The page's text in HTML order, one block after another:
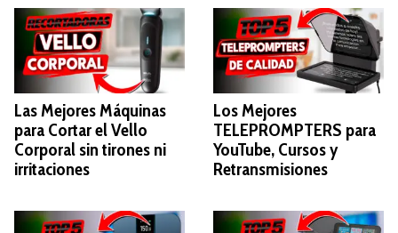
Las Mejores Máquinas
para Cortar el Vello
Corporal sin tirones ni
irritaciones
Los Mejores
TELEPROMPTERS para
YouTube, Cursos y
Retransmisiones